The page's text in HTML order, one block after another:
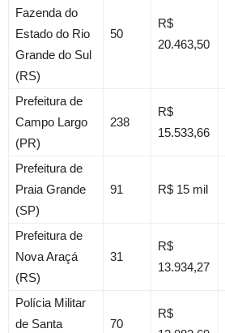
Fazenda do
Estado do Rio
Grande do Sul
(RS)
50
R$
20.463,50
Prefeitura de
Campo Largo
(PR)
238
R$
15.533,66
Prefeitura de
Praia Grande
(SP)
91 R$ 15 mil
Prefeitura de
Nova Araçá
(RS)
31
R$
13.934,27
Polícia Militar
de Santa
70
R$